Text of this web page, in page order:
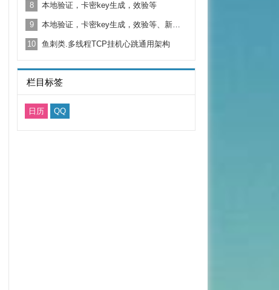
8 本地验证，卡密key生成，效验等
9 本地验证，卡密key生成，效验等、新增次数验证！
10 鱼刺类.多线程TCP挂机心跳通用架构
栏目标签
日历 QQ